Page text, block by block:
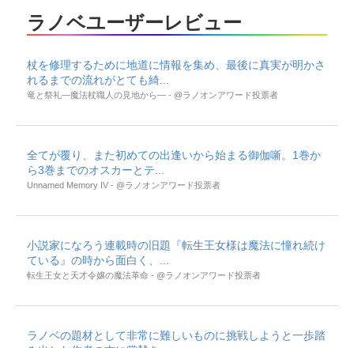
ラノベユーザーレビュー
杖を修理するために地道に情報を集め、最後に真実が明かさ
れるまでの流れがとても綺...
竜と祭礼―魔法杖職人の見地から― - @ラノオンアワード投票者
全てが覆り、また初めての出逢いから始まる御伽噺。1巻か
ら3巻までのオスカーとテ...
Unnamed Memory IV - @ラノオンアワード投票者
小説家になろう連載時の旧題『転生王女様は魔法に憧れ続け
ている』の時から面白く、...
転生王女と天才令嬢の魔法革命 - @ラノオンアワード投票者
ラノベの題材として非常に難しいものに挑戦しようと一歩踏